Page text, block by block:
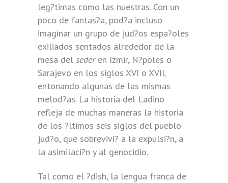
leg?timas como las nuestras. Con un
poco de fantas?a, pod?a incluso
imaginar un grupo de jud?os espa?oles
exiliados sentados alrededor de la
mesa del seder en Izmir, N?poles o
Sarajevo en los siglos XVI o XVII,
entonando algunas de las mismas
melod?as. La historia del Ladino
refleja de muchas maneras la historia
de los ?ltimos seis siglos del pueblo
jud?o, que sobrevivi? a la expulsi?n, a
la asimilaci?n y al genocidio.
Tal como el ?dish, la lengua franca de